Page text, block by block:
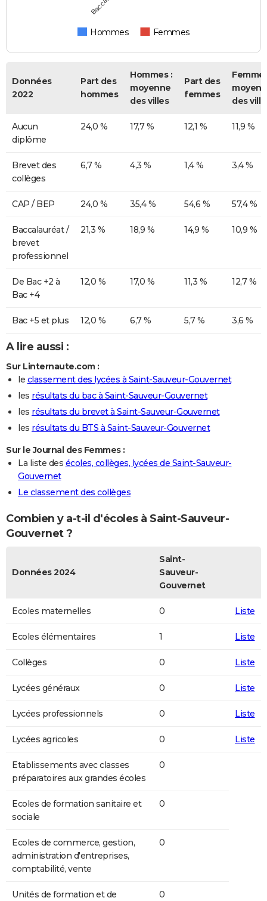
Hommes Femmes
Données
2022
Part des
hommes
Hommes :
moyenne
des villes
Part des
femmes
des
Aucun
diplôme
24,0 % 17,7 % 12,1 % 11,9 %
Brevet des
collèges
6,7 % 4,3 % 1,4 % 3,4 %
CAP / BEP 24,0 % 35,4 % 54,6 % 57,4 %
Baccalauréat /
brevet
professionnel
21,3 % 18,9 % 14,9 % 10,9 %
De Bac +2 à
Bac +4
12,0 % 17,0 % 11,3 % 12,7 %
Bac +5 et plus 12,0 % 6,7 % 5,7 % 3,6 %
A lire aussi :
Sur Linternaute.com :
le classement des lycées à Saint-Sauveur-Gouvernet
les résultats du bac à Saint-Sauveur-Gouvernet
les résultats du brevet à Saint-Sauveur-Gouvernet
les résultats du BTS à Saint-Sauveur-Gouvernet
Sur le Journal des Femmes :
La liste des écoles, collèges, lycées de Saint-Sauveur-
Gouvernet
Le classement des collèges
Combien y a-t-il d'écoles à Saint-Sauveur-
Gouvernet ?
Données 2024
Saint-
Sauveur-
Gouvernet
Ecoles maternelles 0 Liste
Ecoles élémentaires 1 Liste
Collèges 0 Liste
Lycées généraux 0 Liste
Lycées professionnels 0 Liste
Lycées agricoles 0 Liste
Etablissements avec classes
préparatoires aux grandes écoles
0
Ecoles de formation sanitaire et
sociale
0
Ecoles de commerce, gestion,
administration d'entreprises,
comptabilité, vente
0
Unités de formation et de
0